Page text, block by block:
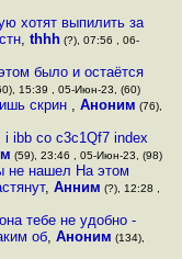
хотят выпилить за
,thhh (?), 07:56 , 06-
было и остаётся
15:39 , 05-Июн-23, (60)
скрин , Аноним (76),
ibb co c3c1Qf7 index
(59), 23:46 , 05-Июн-23, (98)
не нашел На этом
,Анним (?), 12:28 ,
тебе не удобно -
об, Аноним (134),